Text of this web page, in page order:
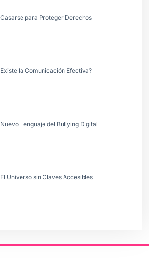
Casarse para Proteger Derechos
Existe la Comunicación Efectiva?
Nuevo Lenguaje del Bullying Digital
El Universo sin Claves Accesibles